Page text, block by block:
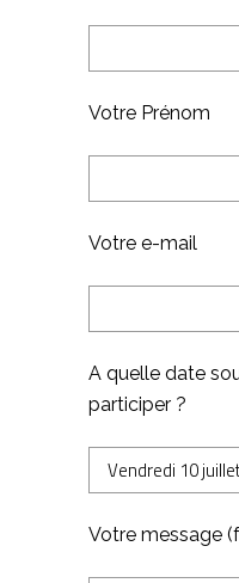
Votre Prénom
Votre e-mail
A quelle date
participer ?
Votre message